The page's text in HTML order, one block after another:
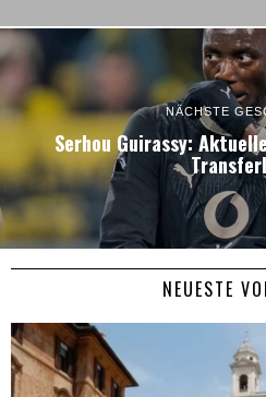
NÄCHSTE
Serhou Guirassy:
NEUESTE